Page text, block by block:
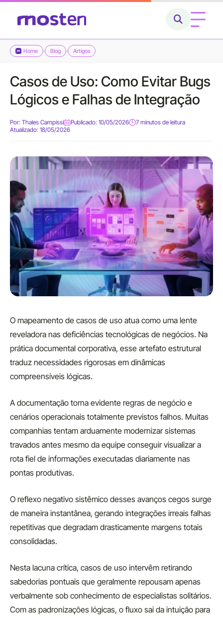
Conheça a Mosten
Carreiras
Blog
Home › Blog › Artigos
Casos de Uso: Como Evitar Bugs
Lógicos e Falhas de Integração
Por: Thales Campissi Publicado: 10/05/2026
7 minutos de leitura
Atualizado: 18/05/2026
O mapeamento de casos de uso atua como uma lente
reveladora nas deficiências tecnológicas de negócios. Na
prática documental corporativa, esse artefato estrutural
traduz necessidades rigorosas em dinâmicas
compreensíveis lógicas.
A documentação torna evidente regras de negócio e
cenários operacionais totalmente previstos falhos. Muitas
companhias tentam arduamente modernizar sistemas
travados antes mesmo da equipe conseguir visualizar a
rota fiel de informações executadas diariamente nas
pontas produtivas.
O reflexo negativo sistêmico desses avanços cegos surge
de maneira instantânea, gerando integrações irreais falhas
repetitivas que degradam drasticamente margens totais
consolidadas.
Nesta lacuna crítica, casos de uso intervêm retirando
sabedorias pontuais que geralmente repousam apenas
verbalmente sob conhecimento de especialistas solitários.
Com as padronizações lógicas, o fluxo sai da intuição para